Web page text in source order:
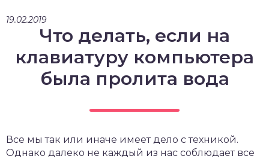
19.02.2019
Что делать, если на
клавиатуру компьютера
была пролита вода
Все мы так или иначе имеет дело с техникой.
Однако далеко не каждый из нас соблюдает все